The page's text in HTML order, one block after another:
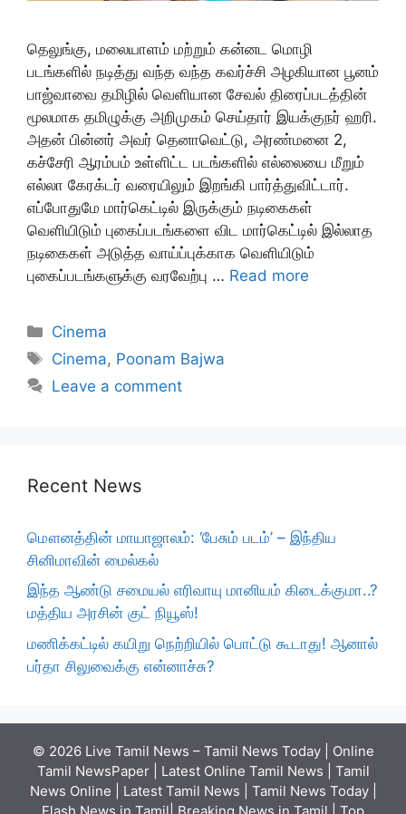
தெலுங்கு, மலையாளம் மற்றும் கன்னட மொழி
படங்களில் நடித்து வந்த வந்த கவர்ச்சி அழகியான பூனம்
பாஜ்வாவை தமிழில் வெளியான சேவல் திரைப்படத்தின்
மூலமாக தமிழுக்கு அறிமுகம் செய்தார் இயக்குநர் ஹரி.
அதன் பின்னர் அவர் தெனாவெட்டு, அரண்மனை 2,
கச்சேரி ஆரம்பம் உள்ளிட்ட படங்களில் எல்லையை மீறும்
எல்லா கேரக்டர் வரையிலும் இறங்கி பார்த்துவிட்டார்.
எப்போதுமே மார்கெட்டில் இருக்கும் நடிகைகள்
வெளியிடும் புகைப்படங்களை விட மார்கெட்டில் இல்லாத
நடிகைகள் அடுத்த வாய்ப்புக்காக வெளியிடும்
புகைப்படங்களுக்கு வரவேற்பு … Read more
Categories
Cinema
Tags
Cinema, Poonam Bajwa
Leave a comment
Recent News
மௌனத்தின் மாயாஜாலம்: ‘பேசும் படம்’ – இந்திய
சினிமாவின் மைல்கல்
இந்த ஆண்டு சமையல் எரிவாயு மானியம் கிடைக்குமா..?
மத்திய அரசின் குட் நியூஸ்!
மணிக்கட்டில் கயிறு நெற்றியில் பொட்டு கூடாது! ஆனால்
பர்தா சிலுவைக்கு என்னாச்சு?
© 2026 Live Tamil News – Tamil News Today | Online
Tamil NewsPaper | Latest Online Tamil News | Tamil
News Online | Latest Tamil News | Tamil News Today |
Flash News in Tamil| Breaking News in Tamil | Top